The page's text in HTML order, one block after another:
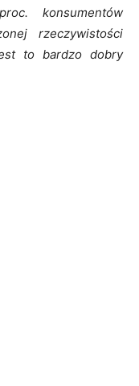
konsumentów
rzeczywistości
to bardzo dobry